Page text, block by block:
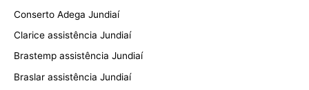
Conserto Adega Jundiaí
Clarice assistência Jundiaí
Brastemp assistência Jundiaí
Braslar assistência Jundiaí